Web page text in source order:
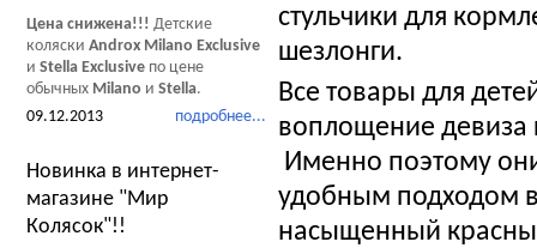
стульчики для
шезлонги.
Все товары для
воплощение девиза
Именно поэтому
удобным подходом
насыщенный
Цена снижена!!! Детские
коляски Androx Milano Exclusive
и Stella Exclusive по цене
обычных Milano и Stella.
подробнее...
09.12.2013
Новинка в интернет-
магазине "Мир
Колясок"!!